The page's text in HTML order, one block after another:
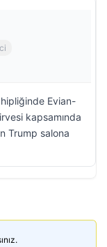
Evian-
kapsamında
Trump salona